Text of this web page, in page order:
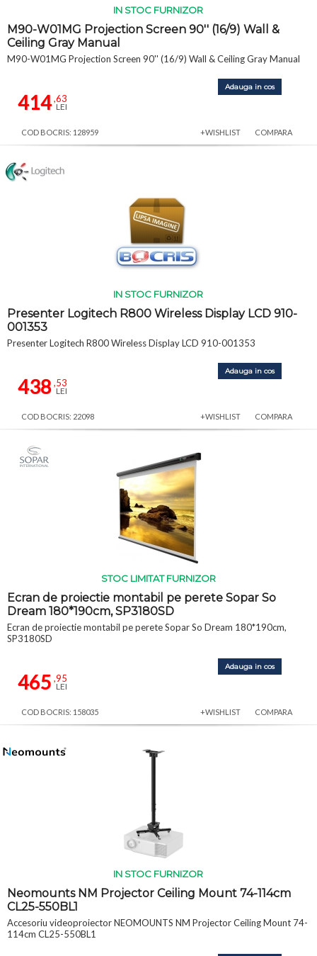
IN STOC FURNIZOR
M90-W01MG Projection Screen 90'' (16/9) Wall &
Ceiling Gray Manual
M90-W01MG Projection Screen 90'' (16/9) Wall & Ceiling Gray Manual
414,63
LEI
Adauga in cos
COD BOCRIS: 128959 +WISHLIST COMPARA
IN STOC FURNIZOR
Presenter Logitech R800 Wireless Display LCD 910-
001353
Presenter Logitech R800 Wireless Display LCD 910-001353
438,53
LEI
Adauga in cos
COD BOCRIS: 22098 +WISHLIST COMPARA
STOC LIMITAT FURNIZOR
Ecran de proiectie montabil pe perete Sopar So
Dream 180*190cm, SP3180SD
Ecran de proiectie montabil pe perete Sopar So Dream 180*190cm,
SP3180SD
465 ,95
LEI
Adauga in cos
COD BOCRIS: 158035 +WISHLIST COMPARA
IN STOC FURNIZOR
Neomounts NM Projector Ceiling Mount 74-114cm
CL25-550BL1
Accesoriu videoproiector NEOMOUNTS NM Projector Ceiling Mount 74-
114cm CL25-550BL1